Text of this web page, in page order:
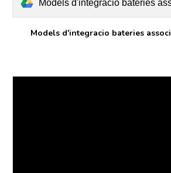
Models d'integracio bateries
Models d'integracio bateries